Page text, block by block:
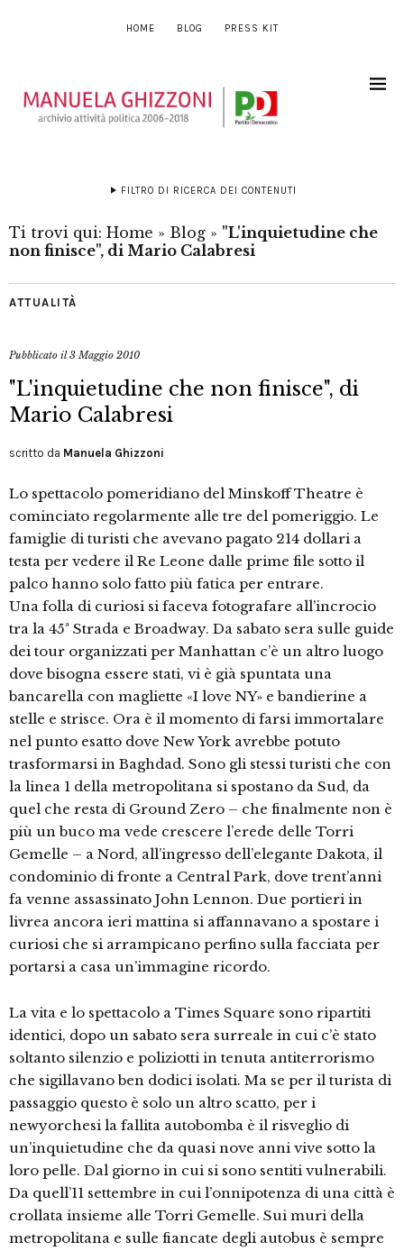
HOME BLOG PRESS KIT
FILTRO DI RICERCA DEI CONTENUTI
Ti trovi qui: Home » Blog » "L'inquietudine che
non finisce", di Mario Calabresi
ATTUALITÀ
Pubblicato il3 Maggio 2010
"L'inquietudine che non finisce", di
Mario Calabresi
scritto da Manuela Ghizzoni
Lo spettacolo pomeridiano del Minskoff Theatre è
cominciato regolarmente alle tre del pomeriggio. Le
famiglie di turisti che avevano pagato 214 dollari a
testa per vedere il Re Leone dalle prime file sotto il
palco hanno solo fatto più fatica per entrare.
Una folla di curiosi si faceva fotografare all’incrocio
tra la 45ª Strada e Broadway. Da sabato sera sulle guide
dei tour organizzati per Manhattan c’è un altro luogo
dove bisogna essere stati, vi è già spuntata una
bancarella con magliette «I love NY» e bandierine a
stelle e strisce. Ora è il momento di farsi immortalare
nel punto esatto dove New York avrebbe potuto
trasformarsi in Baghdad. Sono gli stessi turisti che con
la linea 1 della metropolitana si spostano da Sud, da
quel che resta di Ground Zero – che finalmente non è
più un buco ma vede crescere l’erede delle Torri
Gemelle – a Nord, all’ingresso dell’elegante Dakota, il
condominio di fronte a Central Park, dove trent’anni
fa venne assassinato John Lennon. Due portieri in
livrea ancora ieri mattina si affannavano a spostare i
curiosi che si arrampicano perfino sulla facciata per
portarsi a casa un’immagine ricordo.
La vita e lo spettacolo a Times Square sono ripartiti
identici, dopo un sabato sera surreale in cui c’è stato
soltanto silenzio e poliziotti in tenuta antiterrorismo
che sigillavano ben dodici isolati. Ma se per il turista di
passaggio questo è solo un altro scatto, per i
newyorchesi la fallita autobomba è il risveglio di
un’inquietudine che da quasi nove anni vive sotto la
loro pelle. Dal giorno in cui si sono sentiti vulnerabili.
Da quell’11 settembre in cui l’onnipotenza di una città è
crollata insieme alle Torri Gemelle. Sui muri della
metropolitana e sulle fiancate degli autobus è sempre